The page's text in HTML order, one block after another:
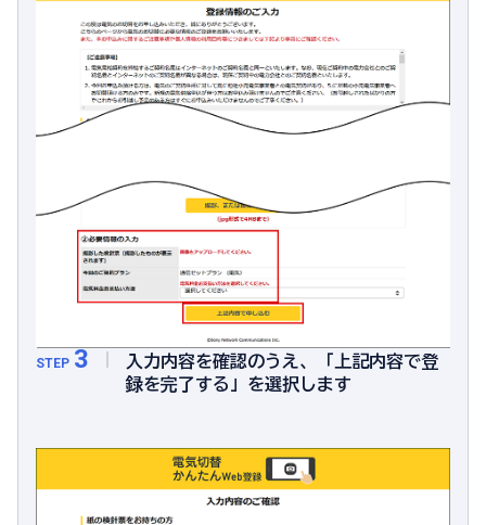
STEP 3
入力内容を確認のうえ、「上記内容で登
録を完了する」を選択します